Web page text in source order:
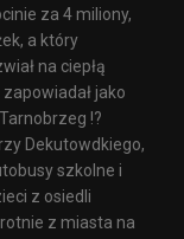
za 4 miliony,
a który
na ciepłą
jako
!?
Dekutowdkiego,
szkolne i
z osiedli
z miasta na